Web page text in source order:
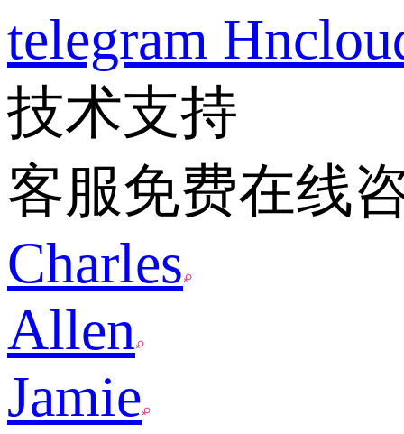
telegram
技术支持
客服免费在线
Charles
Allen
Jamie